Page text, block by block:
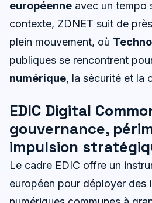
européenne avec un tempo
contexte, ZDNET suit de
plein mouvement, où
publiques se rencontrent
numérique, la sécurité et la
EDIC Digital
gouvernance,
impulsion
Le cadre EDIC offre un
européen pour déployer des